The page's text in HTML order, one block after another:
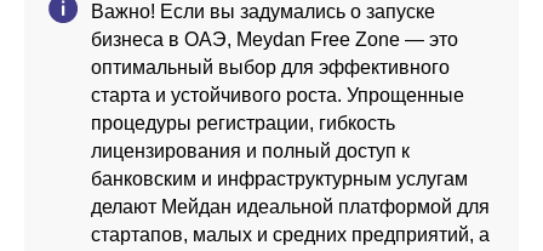
Важно! Если вы задумались о запуске
бизнеса в ОАЭ, Meydan Free Zone — это
оптимальный выбор для эффективного
старта и устойчивого роста. Упрощенные
процедуры регистрации, гибкость
лицензирования и полный доступ к
банковским и инфраструктурным услугам
делают Мейдан идеальной платформой для
стартапов, малых и средних предприятий, а